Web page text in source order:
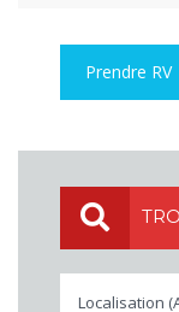
Prendre RV
Localisation